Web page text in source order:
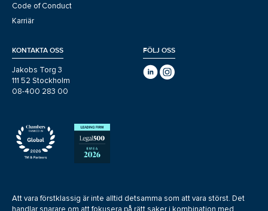
Code of Conduct
Karriär
KONTAKTA OSS
Jakobs Torg 3
111 52 Stockholm
08-400 283 00
FÖLJ OSS
Att vara förstklassig är inte alltid detsamma som att vara störst. Det